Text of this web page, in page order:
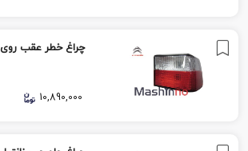
چراغ خطر عقب روی
10,890,000